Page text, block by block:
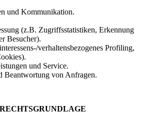
und Kommunikation.
(z.B. Zugriffsstatistiken, Erkennung
Besucher).
verhaltensbezogenes Profiling,
und Service.
Beantwortung von Anfragen.